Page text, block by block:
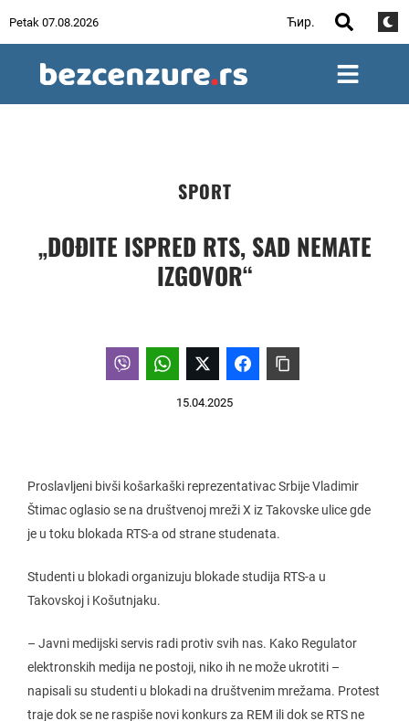
Petak 07.08.2026 Ћир.
SPORT
„DOĐITE ISPRED RTS, SAD NEMATE
IZGOVOR“
15.04.2025
Proslavljeni bivši košarkaški reprezentativac Srbije Vladimir
Štimac oglasio se na društvenoj mreži X iz Takovske ulice gde
je u toku blokada RTS-a od strane studenata.
Studenti u blokadi organizuju blokade studija RTS-a u
Takovskoj i Košutnjaku.
– Javni medijski servis radi protiv svih nas. Kako Regulator
elektronskih medija ne postoji, niko ih ne može ukrotiti –
napisali su studenti u blokadi na društvenim mrežama. Protest
traje dok se ne raspiše novi konkurs za REM ili dok se RTS ne